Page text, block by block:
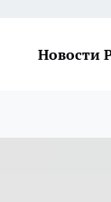
Новости